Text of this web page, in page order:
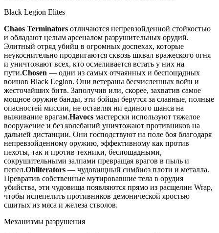
Black Legion Elites
Chaos Terminators отличаются непревзойденной стойкостью
и обладают целым арсеналом разрушительных орудий.
Элитный отряд убийц в огромных доспехах, которые
неукоснительно продвигаются сквозь шквал вражеского огня
и уничтожают всех, кто осмеливается встать у них на
пути.Chosen — одни из самых отчаянных и беспощадных
воинов Black Legion. Они ветераны бесчисленных войн и
жесточайших битв. Заполучив или, скорее, захватив самое
мощное оружие банды, эти бойцы берутся за славные, полные
опасностей миссии, не оставляя ни единого шанса на
выживание врагам.Havocs мастерски используют тяжелое
вооружение и без колебаний уничтожают противников на
дальней дистанции. Они господствуют на поле боя благодаря
непревзойденному оружию, эффективному как против
пехоты, так и против техники, беспощадными,
сокрушительными залпами превращая врагов в пыль и
пепел.Obliterators — чудовищный симбиоз плоти и металла.
Превратив собственные мутировавшие тела в орудия
убийства, эти чудовища появляются прямо из расщелин Wrap,
чтобы испепелить противников демонической яростью
сшитых из мяса и железа стволов.
Механизмы разрушения